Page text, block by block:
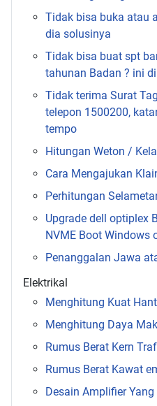
Tidak bisa buka atau
dia solusinya
Tidak bisa buat spt
tahunan Badan ? ini
Tidak terima Surat
telepon 1500200,
tempo
Hitungan Weton /
Cara Mengajukan
Perhitungan
Upgrade dell optiplex
NVME Boot Windows
Penanggalan Jawa
Elektrikal
Menghitung Kuat
Menghitung Daya
Rumus Berat Kern
Rumus Berat Kawat
Desain Amplifier